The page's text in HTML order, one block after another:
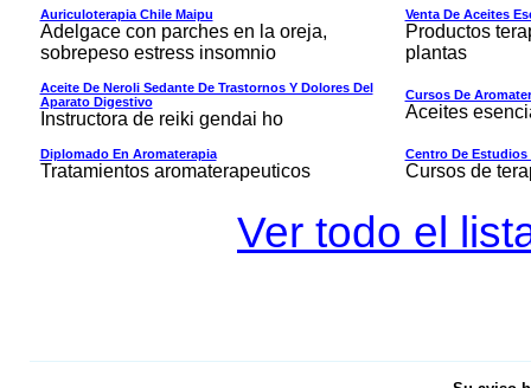
Auriculoterapia Chile Maipu
Adelgace con parches en la oreja,
sobrepeso estress insomnio
Venta De Aceites
Productos
plantas
Aceite De Neroli Sedante De Trastornos Y Dolores Del
Aparato Digestivo
Instructora de reiki gendai ho
Cursos De
Aceites
Diplomado En Aromaterapia
Tratamientos aromaterapeuticos
Centro De Estudios
Cursos de
Ver todo el